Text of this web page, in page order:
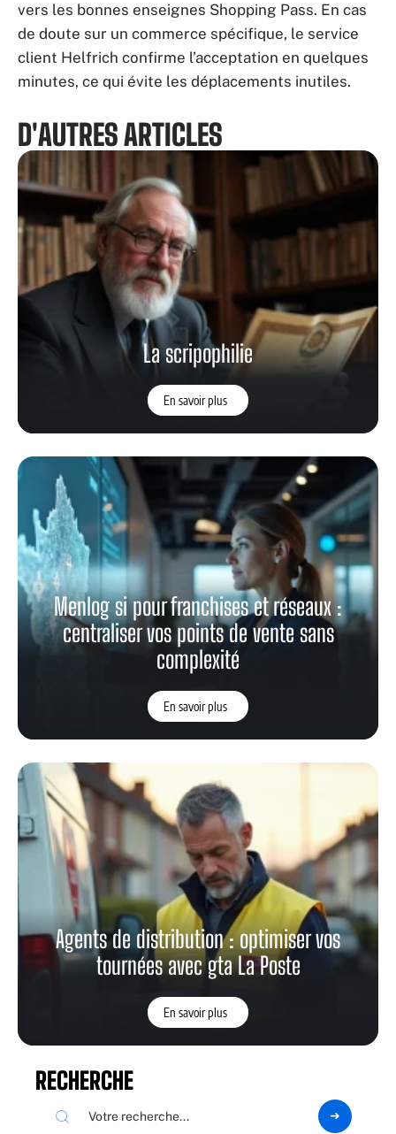
vers les bonnes enseignes Shopping Pass. En cas
de doute sur un commerce spécifique, le service
client Helfrich confirme l’acceptation en quelques
minutes, ce qui évite les déplacements inutiles.
D'AUTRES ARTICLES
La scripophilie
En savoir plus
Menlog si pour franchises et réseaux :
centraliser vos points de vente sans
complexité
En savoir plus
Agents de distribution : optimiser vos
tournées avec gta La Poste
En savoir plus
RECHERCHE